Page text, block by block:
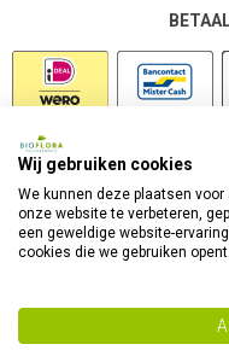
Wij gebruiken cookies
We kunnen deze plaatsen
onze website te verbeteren,
een geweldige website-
cookies die we gebruiken